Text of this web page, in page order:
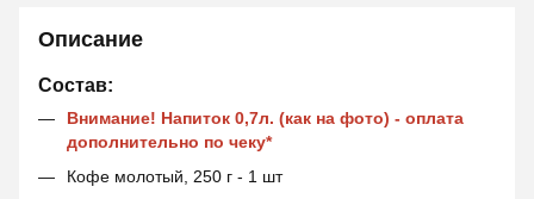
Описание
Состав:
Внимание! Напиток 0,7л. (как на фото) - оплата
дополнительно по чеку*
Кофе молотый, 250 г - 1 шт